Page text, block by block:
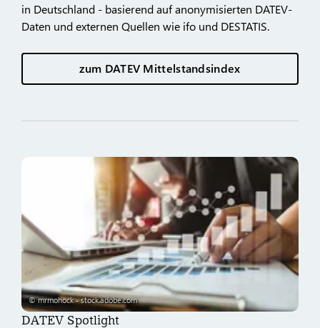
in Deutschland - basierend auf anonymisierten DATEV-
Daten und externen Quellen wie ifo und DESTATIS.
zum DATEV Mittelstandsindex
© mrmohock - stock.adobe.com
DATEV Spotlight